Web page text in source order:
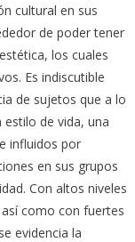
cultural en sus
de poder tener
los cuales
Es indiscutible
de sujetos que a lo
de vida, una
influidos por
en sus grupos
Con altos niveles
como con fuertes
evidencia la